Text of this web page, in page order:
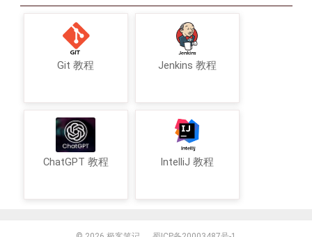
Git 教程 Jenkins 教程
ChatGPT 教程 IntelliJ 教程